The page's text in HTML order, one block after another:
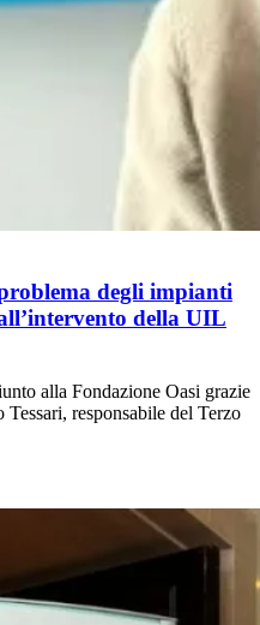
degli impianti
della UIL
alla Fondazione Oasi grazie
responsabile del Terzo